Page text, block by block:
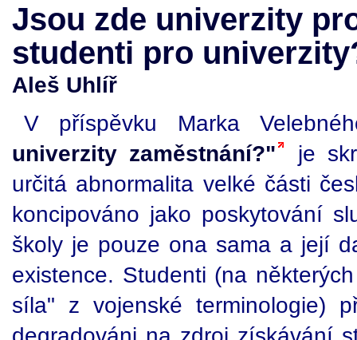
Jsou zde univerzity
studenti pro
Aleš Uhlíř
V příspěvku Marka
univerzity zaměstnání?"
je
určitá abnormalita velké části
koncipováno jako poskytování
školy je pouze ona sama a její
existence. Studenti (na
síla" z vojenské terminologie)